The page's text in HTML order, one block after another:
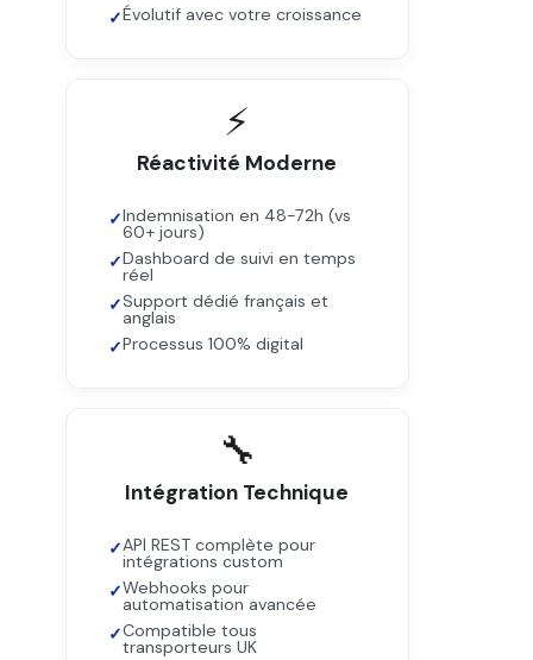
Évolutif avec votre croissance
⚡
Réactivité Moderne
Indemnisation en 48-72h (vs
60+ jours)
Dashboard de suivi en temps
réel
Support dédié français et
anglais
Processus 100% digital
🔧
Intégration Technique
API REST complète pour
intégrations custom
Webhooks pour
automatisation avancée
Compatible tous
transporteurs UK